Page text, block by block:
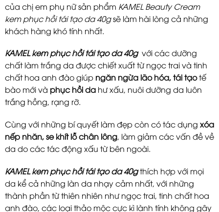
của chị em phụ nữ sản phẩm KAMEL Beauty Cream
kem phục hồi tái tạo da 40gsẽ làm hài lòng cả những
khách hàng khó tính nhất.
KAMEL kem phục hồi tái tạo da 40gvới các dưỡng
chất làm trắng da được chiết xuất từ ngọc trai và tinh
chất hoa anh đào giúp ngăn ngừa lão hóa, tái tạotế
bào mớivà phục hồi da hư xấu, nuôi dưỡng da luôn
trắng hồng, rạng rỡ.
Cùng với những bí quyết làm đẹp còn có tác dụng xóa
nếp nhăn, se khít lỗ chân lông, làm giảm các vấn đề về
da do các tác động xấu từ bên ngoài.
KAMEL kem phục hồi tái tạo da 40gthích hợp với mọi
da kể cả những làn da nhạy cảm nhất, với những
thành phần từ thiên nhiên như ngọc trai, tinh chất hoa
anh đào, các loại thảo mộc cực kì lành tính không gây